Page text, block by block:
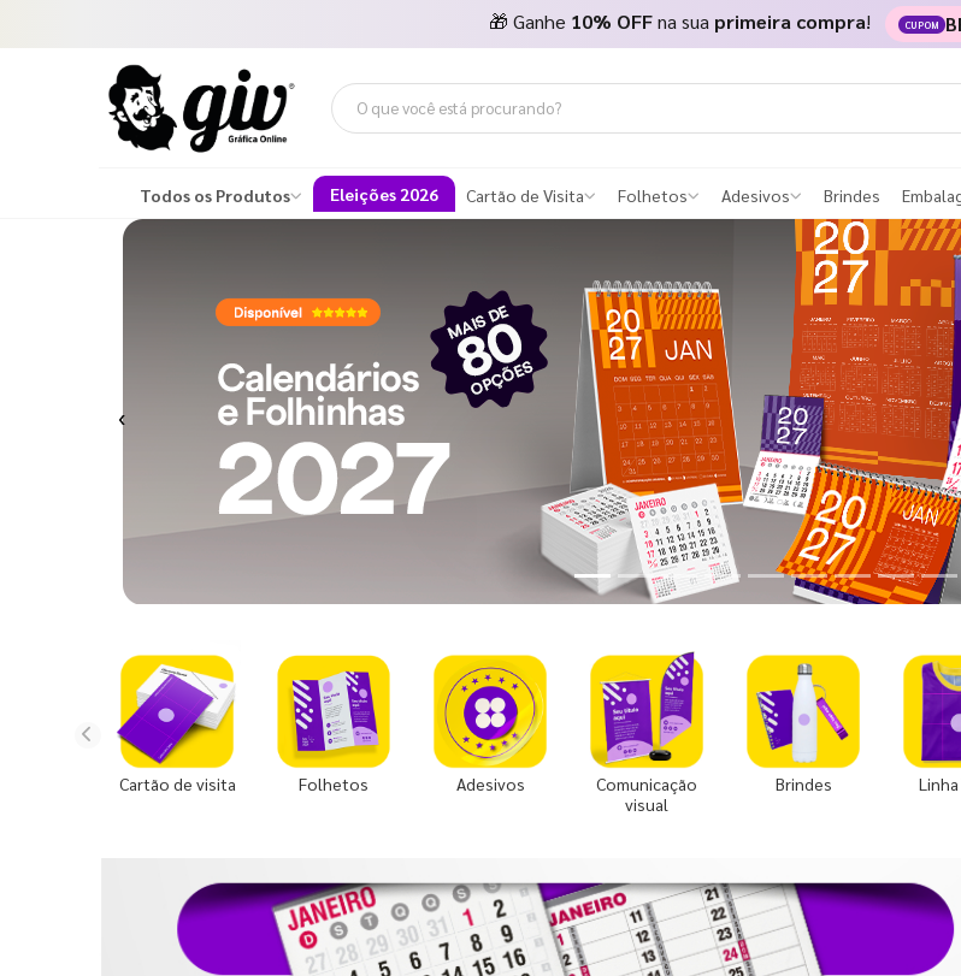
🎁 Ganhe 10% OFFna sua primeira compra! CUPOM
Todos os Produtos Eleições 2026 Cartão de Visita Folhetos Adesivos Brindes
Previous
Cartão de visita Folhetos Adesivos
Comunicação
visual
Brindes